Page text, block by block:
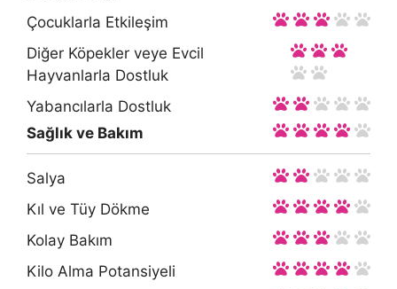
Çocuklarla Etkileşim
Diğer Köpekler veye Evcil
Hayvanlarla Dostluk
Yabancılarla Dostluk
Sağlık ve Bakım
Salya
Kıl ve Tüy Dökme
Kolay Bakım
Kilo Alma Potansiyeli